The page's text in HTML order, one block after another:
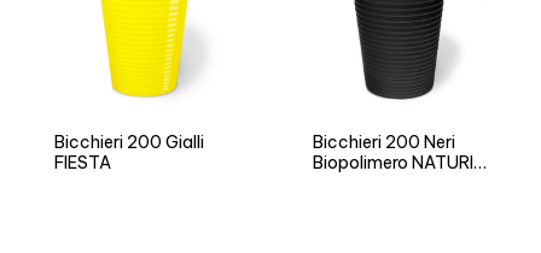
Bicchieri 200 Gialli
FIESTA
Bicchieri 200 Neri
Biopolimero NATURIA